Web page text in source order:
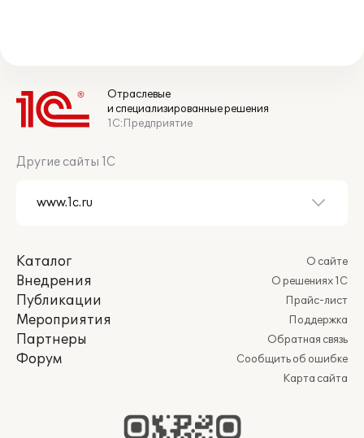
Отраслевые
и специализированные решения
1С:Предприятие
Другие сайты 1С
Каталог
Внедрения
Публикации
Мероприятия
Партнеры
Форум
О сайте
О решениях 1С
Прайс-лист
Поддержка
Обратная связь
Сообщить об ошибке
Карта сайта